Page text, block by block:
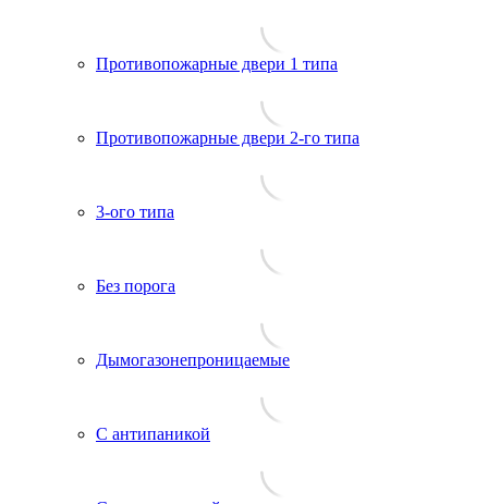
Противопожарные двери 1 типа
Противопожарные двери 2-го типа
3-ого типа
Без порога
Дымогазонепроницаемые
С антипаникой